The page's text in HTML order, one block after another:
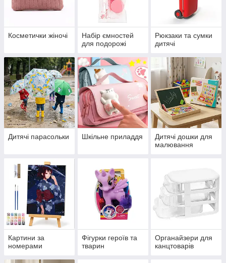
Косметички жіночі
Набір ємностей
для подорожі
Рюкзаки та сумки
дитячі
Дитячі парасольки Шкільне приладдя
Дитячі дошки для
малювання
Картини за
номерами
Фігурки героїв та
тварин
Органайзери для
канцтоварів